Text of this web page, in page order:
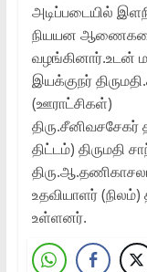
அடிப்படையில்‌
நியயன
வழங்கினார்‌.உடன்‌
இயக்குநர்‌
(ஊராட்சிகள்‌)
திரு.சீனிவசசேகர்‌
திட்டம்‌) திருமதி
உதவியாளர்‌
உள்ளனர்‌.